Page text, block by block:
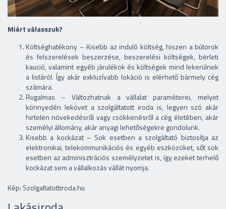
Miért válasszuk?
Költséghatékony – Kisebb az induló költség, hiszen a bútorok
és felszerelések beszerzése, beszerelési költségek, bérleti
kaució, valamint egyéb járulékok és költségek mind lekerülnek
a listáról. Így akár exkluzívabb lokáció is elérhető bármely cég
számára.
Rugalmas – Változhatnak a vállalat paraméterei, melyet
könnyedén lekövet a szolgáltatott iroda is, legyen szó akár
hirtelen növekedésről vagy csökkenésről a cég életében, akár
személyi állomány, akár anyagi lehetőségekre gondolunk.
Kisebb a kockázat – Sok esetben a szolgáltató biztosítja az
elektronikai, telekommunikációs és egyéb eszközöket, sőt sok
esetben az adminisztrációs személyzetet is, így ezeket terhelő
kockázat sem a vállalkozás vállát nyomja.
Kép: Szolgaltatottiroda.hu